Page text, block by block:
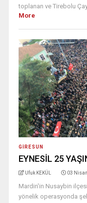
toplanan ve Tirebolu
More
GIRESUN
EYNESİL 25
Ufuk KEKÜL 03
Mardin'in Nusaybin
yönelik operasyonda